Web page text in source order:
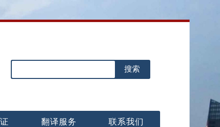
翻译服务 联系我们